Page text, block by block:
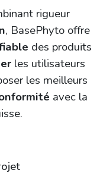
rigueur
, BasePhyto offre
des produits
les utilisateurs
les meilleurs
avec la